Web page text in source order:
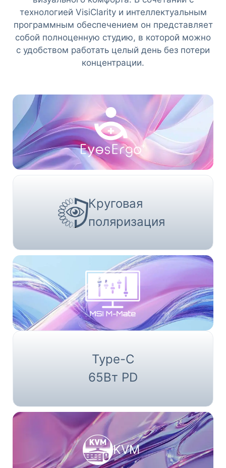
технологией VisiClarity и интеллектуальным
программным обеспечением он представляет
собой полноценную студию, в которой можно
с удобством работать целый день без потери
концентрации.
Круговая
поляризация
Type-C
65Вт PD
KVM